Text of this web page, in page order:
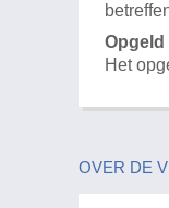
Opgeld
Het
OVER DE